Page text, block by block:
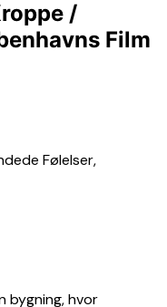
/
Film
bygning, hvor